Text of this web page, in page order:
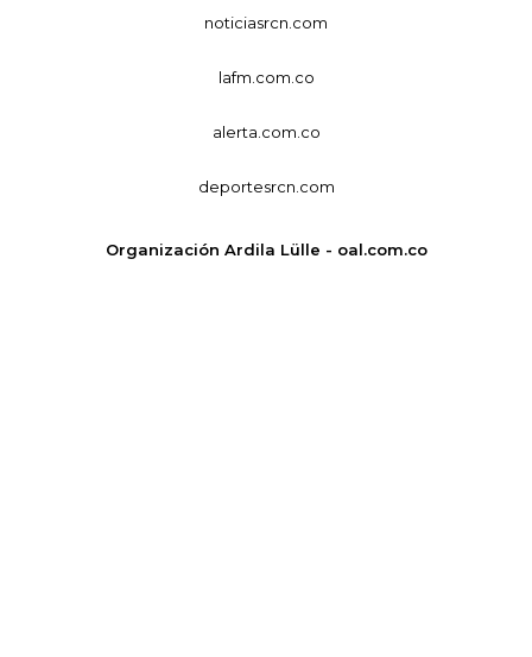
noticiasrcn.com
lafm.com.co
alerta.com.co
deportesrcn.com
Organización Ardila Lülle - oal.com.co